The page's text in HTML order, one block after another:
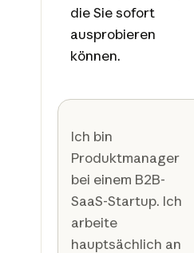
die Sie sofort
ausprobieren
können.
Ich bin
Produktmanager
bei einem B2B-
SaaS-Startup. Ich
arbeite
hauptsächlich an